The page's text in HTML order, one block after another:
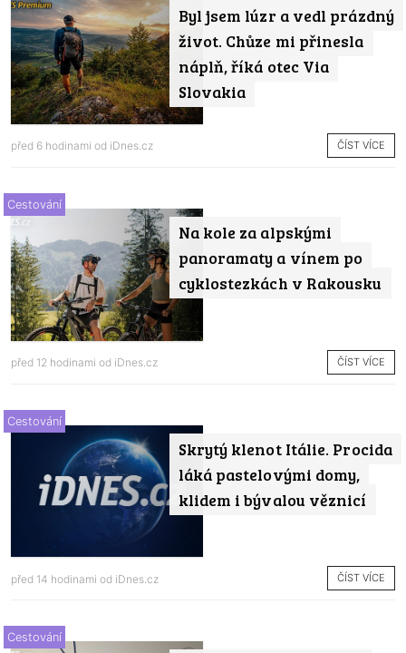
Byl jsem lúzr a vedl prázdný
život. Chůze mi přinesla
náplň, říká otec Via
Slovakia
před 6 hodinami od iDnes.cz ČÍST VÍCE
Na kole za alpskými
panoramaty a vínem po
cyklostezkách v Rakousku
Cestování
před 12 hodinami od iDnes.cz ČÍST VÍCE
Skrytý klenot Itálie. Procida
láká pastelovými domy,
klidem i bývalou věznicí
Cestování
před 14 hodinami od iDnes.cz ČÍST VÍCE
Cestování